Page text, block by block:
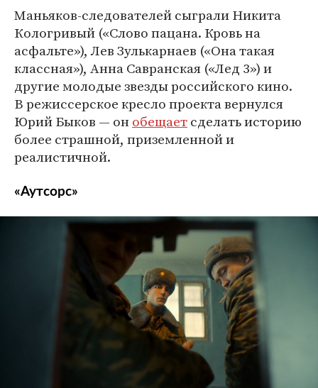
Маньяков-следователей сыграли Никита
Кологривый («Слово пацана. Кровь на
асфальте»), Лев Зулькарнаев («Она такая
классная»), Анна Савранская («Лед 3») и
другие молодые звезды российского кино.
В режиссерское кресло проекта вернулся
Юрий Быков — онобещаетсделать историю
более страшной, приземленной и
реалистичной.
«Аутсорс»